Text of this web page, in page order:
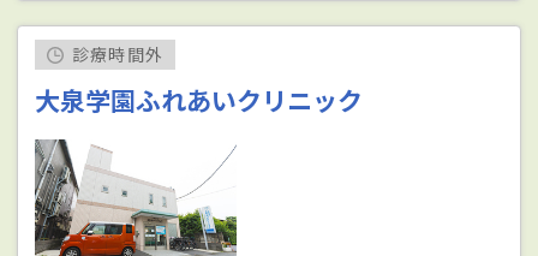
診療時間外
大泉学園ふれあいクリニック